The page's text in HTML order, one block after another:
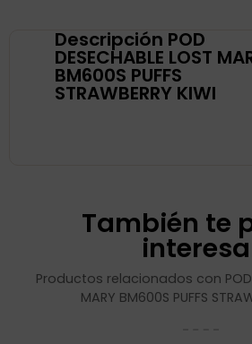
Descripción POD
DESECHABLE LOST
BM600S PUFFS
STRAWBERRY KIWI
También te
Productos relacionados con POD
MARY BM600S PUFFS